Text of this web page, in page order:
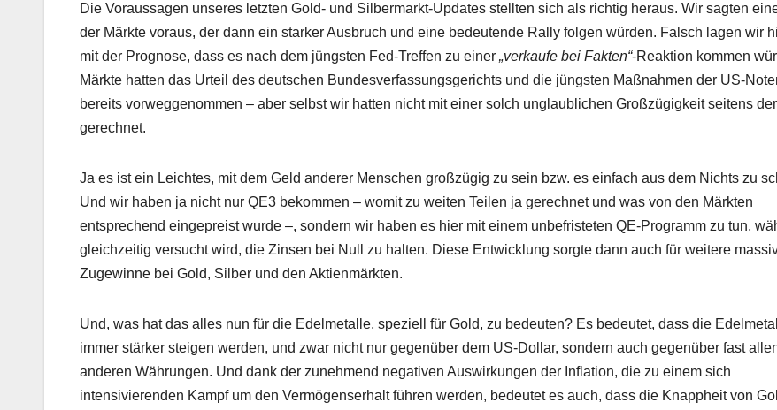
Die Voraussagen unseres letzten Gold- und Silbermarkt-Updates stellten sich als richtig heraus. Wir sagten
der Märkte voraus, der dann ein starker Ausbruch und eine bedeutende Rally folgen würden. Falsch lagen wir
mit der Prognose, dass es nach dem jüngsten Fed-Treffen zu einer „verkaufe bei Fakten“-Reaktion kommen
Märkte hatten das Urteil des deutschen Bundesverfassungsgerichts und die jüngsten Maßnahmen der US-
bereits vorweggenommen – aber selbst wir hatten nicht mit einer solch unglaublichen Großzügigkeit seitens
gerechnet.
Ja es ist ein Leichtes, mit dem Geld anderer Menschen großzügig zu sein bzw. es einfach aus dem Nichts zu
Und wir haben ja nicht nur QE3 bekommen – womit zu weiten Teilen ja gerechnet und was von den Märkten
entsprechend eingepreist wurde –, sondern wir haben es hier mit einem unbefristeten QE-Programm zu tun,
gleichzeitig versucht wird, die Zinsen bei Null zu halten. Diese Entwicklung sorgte dann auch für weitere
Zugewinne bei Gold, Silber und den Aktienmärkten.
Und, was hat das alles nun für die Edelmetalle, speziell für Gold, zu bedeuten? Es bedeutet, dass die
immer stärker steigen werden, und zwar nicht nur gegenüber dem US-Dollar, sondern auch gegenüber fast
anderen Währungen. Und dank der zunehmend negativen Auswirkungen der Inflation, die zu einem sich
intensivierenden Kampf um den Vermögenserhalt führen werden, bedeutet es auch, dass die Knappheit von